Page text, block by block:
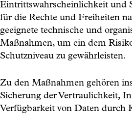
Eintrittswahrscheinlichkeit und
für die Rechte und Freiheiten
geeignete technische und
Maßnahmen, um ein dem
Schutzniveau zu gewährleisten.
Zu den Maßnahmen gehören
Sicherung der Vertraulichkeit,
Verfügbarkeit von Daten durch